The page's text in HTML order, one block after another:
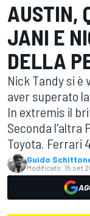
AUSTIN,
JANI E
DELLA
Nick Tandy si
aver superato
In extremis il
Seconda l'altra
Toyota. Ferrari
Guido
Modificato: 15 set